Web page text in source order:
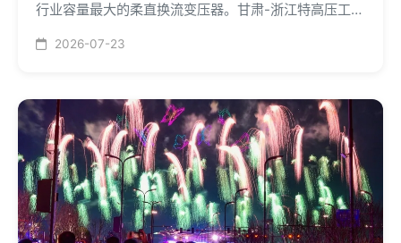
行业容量最大的柔直换流变压器。甘肃-浙江特高压工程
求。2026-07-23